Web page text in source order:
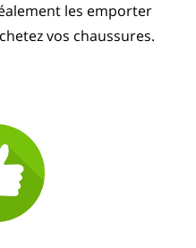
les emporter
vos chaussures.